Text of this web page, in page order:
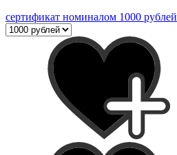
сертификат номиналом 1000 рублей